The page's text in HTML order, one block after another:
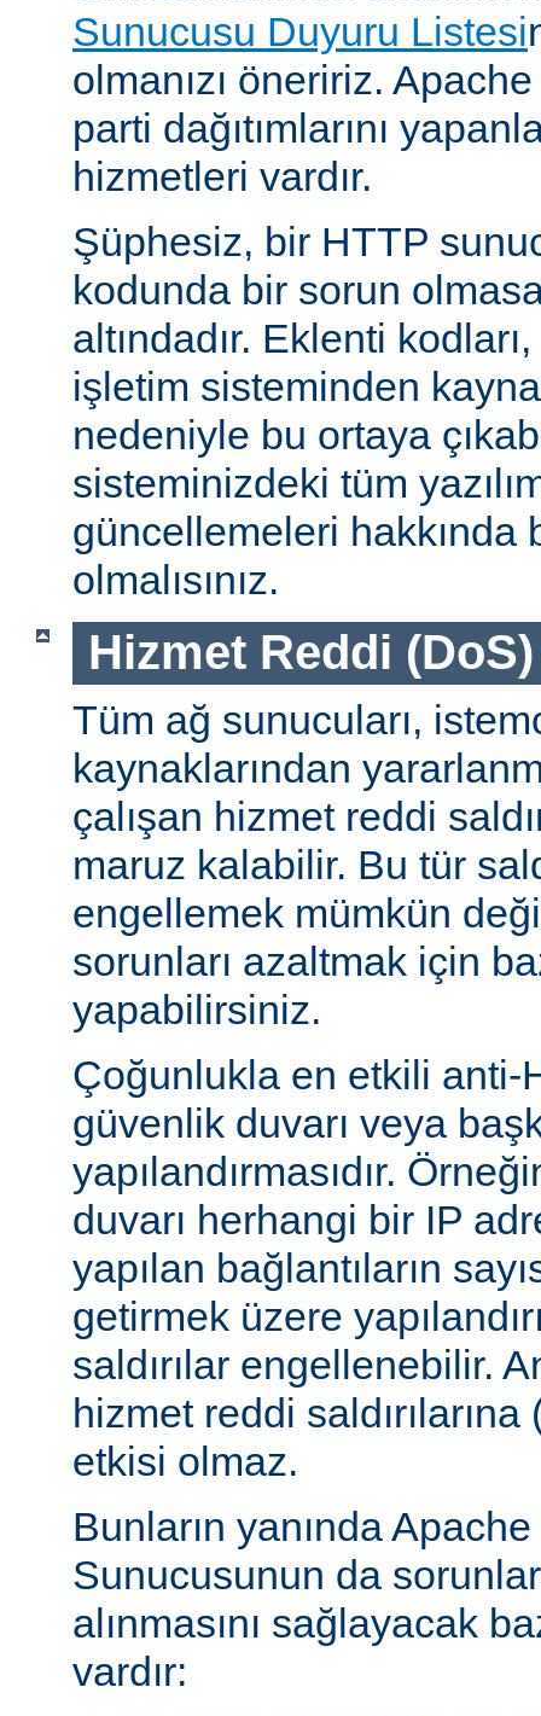
Sunucusu Duyuru Listesi
olmanızı öneririz. Apache
parti dağıtımlarını
hizmetleri vardır.
Şüphesiz, bir HTTP
kodunda bir sorun
altındadır. Eklenti
işletim sisteminden
nedeniyle bu ortaya
sisteminizdeki tüm
güncellemeleri hakkında
olmalısınız.
Hizmet Reddi (DoS)
Tüm ağ sunucuları,
kaynaklarından
çalışan hizmet reddi
maruz kalabilir. Bu tür
engellemek mümkün
sorunları azaltmak için
yapabilirsiniz.
Çoğunlukla en etkili anti-
güvenlik duvarı veya
yapılandırmasıdır.
duvarı herhangi bir IP
yapılan bağlantıların
getirmek üzere
saldırılar engellenebilir.
hizmet reddi
etkisi olmaz.
Bunların yanında
Sunucusunun da
alınmasını sağlayacak
vardır: